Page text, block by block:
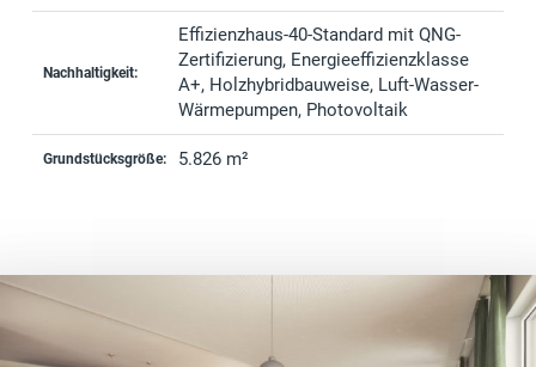
Nachhaltigkeit:
Effizienzhaus-40-Standard mit QNG-
Zertifizierung, Energieeffizienzklasse
A+, Holzhybridbauweise, Luft-Wasser-
Wärmepumpen, Photovoltaik
Grundstücksgröße: 5.826 m²